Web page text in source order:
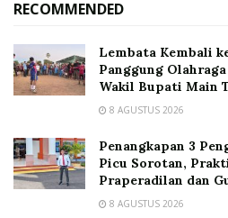
RECOMMENDED
Lembata Kembali
Panggung
Wakil Bupati Main
8 AGUSTUS 2026
Penangkapan 3
Picu Sorotan,
Praperadilan dan
8 AGUSTUS 2026